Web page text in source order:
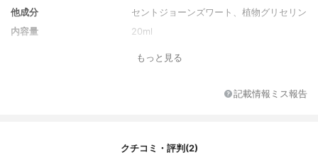
他成分
セントジョーンズワート、植物グリセリン
内容量
20ml
20～40滴
もっと見る
記載情報ミス報告
クチコミ・評判(2)